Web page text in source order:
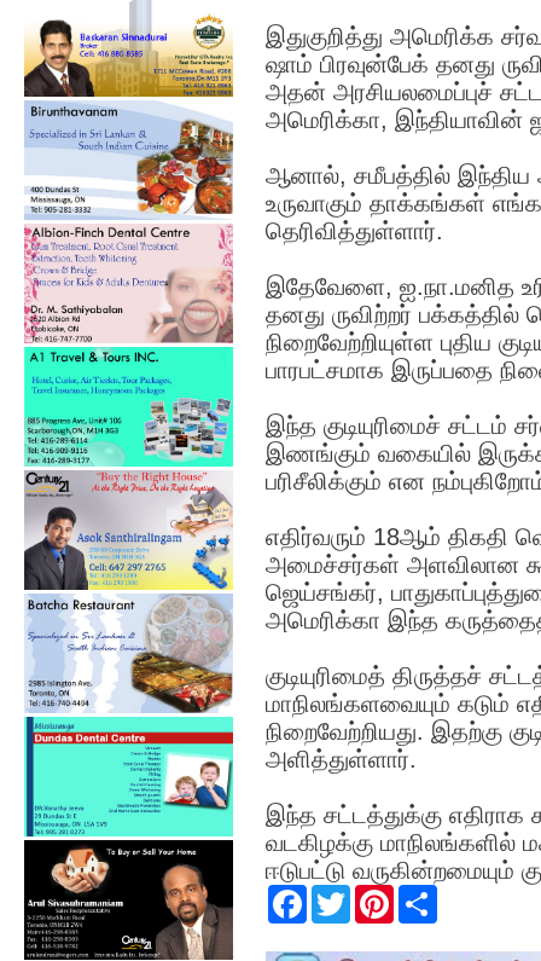
இதுகுறித்து அமெரிக்க
ஷாம் பிரவுன்பேக் தனது
அதன் அரசியலமைப்புச்
அமெரிக்கா, இந்தியாவின்
ஆனால், சமீபத்தில் இந்திய
உருவாகும் தாக்கங்கள்
தெரிவித்துள்ளார்.
இதேவேளை, ஐ.நா.மனித
தனது ருவிற்றர் பக்கத்தில்
நிறைவேற்றியுள்ள புதிய
பாரபட்சமாக இருப்பதை
இந்த குடியுரிமைச் சட்டம்
இணங்கும் வகையில்
பரிசீலிக்கும் என
எதிர்வரும் 18ஆம் திகதி
அமைச்சர்கள் அளவிலான
ஜெய்சங்கர்,
அமெரிக்கா இந்த
குடியுரிமைத் திருத்தச்
மாநிலங்களவையும் கடும்
நிறைவேற்றியது. இதற்கு
அளித்துள்ளார்.
இந்த சட்டத்துக்கு எதிராக
வடகிழக்கு மாநிலங்களில்
ஈடுபட்டு வருகின்றமையும்
F
e
T
w
t
P
t
r